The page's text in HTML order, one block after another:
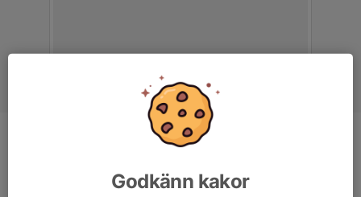
Tränare
Godkänn kakor